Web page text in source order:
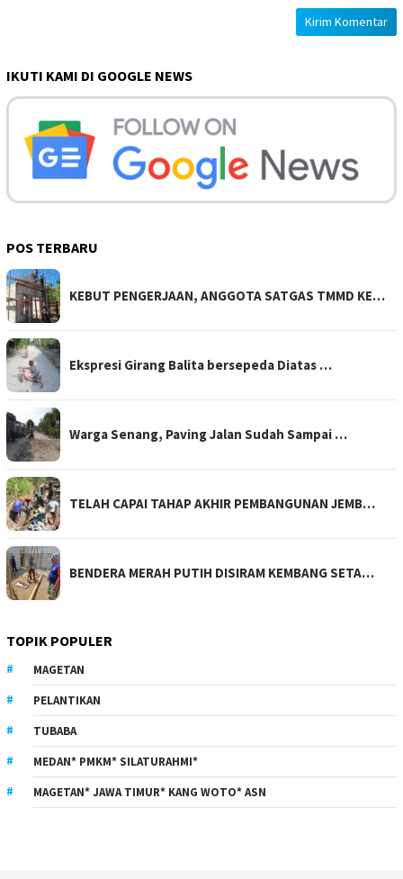
IKUTI KAMI DI GOOGLE NEWS
POS TERBARU
KEBUT PENGERJAAN, ANGGOTA SATGAS TMMD KE…
Ekspresi Girang Balita bersepeda Diatas …
Warga Senang, Paving Jalan Sudah Sampai …
TELAH CAPAI TAHAP AKHIR PEMBANGUNAN JEMB…
BENDERA MERAH PUTIH DISIRAM KEMBANG SETA…
TOPIK POPULER
MAGETAN
PELANTIKAN
TUBABA
MEDAN* PMKM* SILATURAHMI*
MAGETAN* JAWA TIMUR* KANG WOTO* ASN